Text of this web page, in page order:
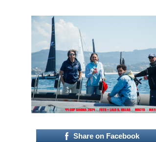
Share on Facebook